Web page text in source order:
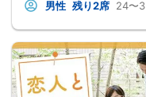
男性 残り2席 24〜